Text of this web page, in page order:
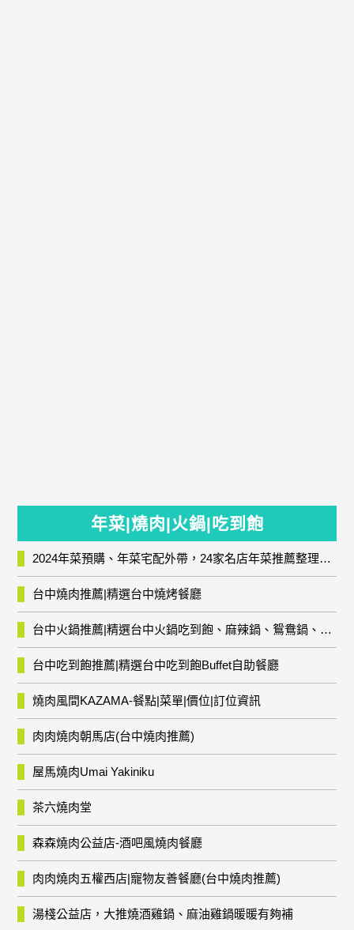
年菜|燒肉|火鍋|吃到飽
2024年菜預購、年菜宅配外帶，24家名店年菜推薦整理，圍爐輕鬆上菜團圓趣
台中燒肉推薦|精選台中燒烤餐廳
台中火鍋推薦|精選台中火鍋吃到飽、麻辣鍋、鴛鴦鍋、石頭火鍋、酸菜白肉鍋、海鮮鍋、燒酒雞、麻油雞、壽喜燒等熱門人氣火鍋店!
台中吃到飽推薦|精選台中吃到飽Buffet自助餐廳
燒肉風間KAZAMA-餐點|菜單|價位|訂位資訊
肉肉燒肉朝馬店(台中燒肉推薦)
屋馬燒肉Umai Yakiniku
茶六燒肉堂
森森燒肉公益店-酒吧風燒肉餐廳
肉肉燒肉五權西店|寵物友善餐廳(台中燒肉推薦)
湯棧公益店，大推燒酒雞鍋、麻油雞鍋暖暖有夠補